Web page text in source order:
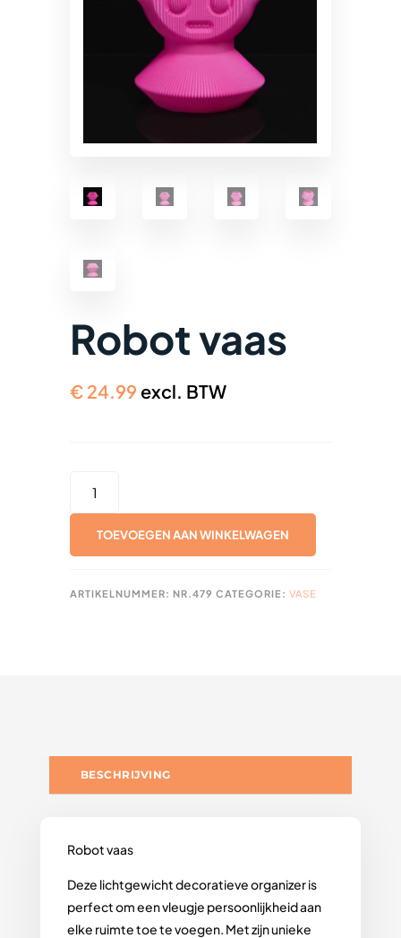
Robot vaas
€ 24.99 excl. BTW
VAAS
AANTAL
TOEVOEGEN AAN WINKELWAGEN
ARTIKELNUMMER: NR.479 CATEGORIE:VASE
BESCHRIJVING
Robot vaas
Deze lichtgewicht decoratieve organizer is
perfect om een vleugje persoonlijkheid aan
elke ruimte toe te voegen. Met zijn unieke